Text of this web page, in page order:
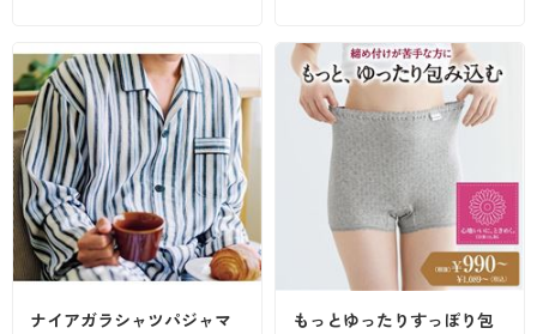
ナイアガラシャツパジャマ
もっとゆったりすっぽり包